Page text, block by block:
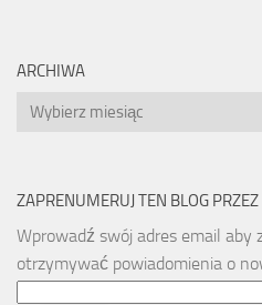
ARCHIWA
Archiwa
ZAPRENUMERUJ TEN BLOG
Wprowadź swój adres email aby
otrzymywać powiadomienia o